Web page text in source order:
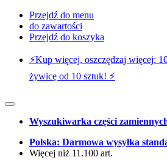
Przejdź do menu
do zawartości
Przejdź do koszyka
⚡️Kup więcej, oszczędzaj więcej:
żywicę od 10 sztuk! ⚡️
Wyszukiwarka części
Polska: Darmowa wysyłka
Więcej niż 11.100 art.